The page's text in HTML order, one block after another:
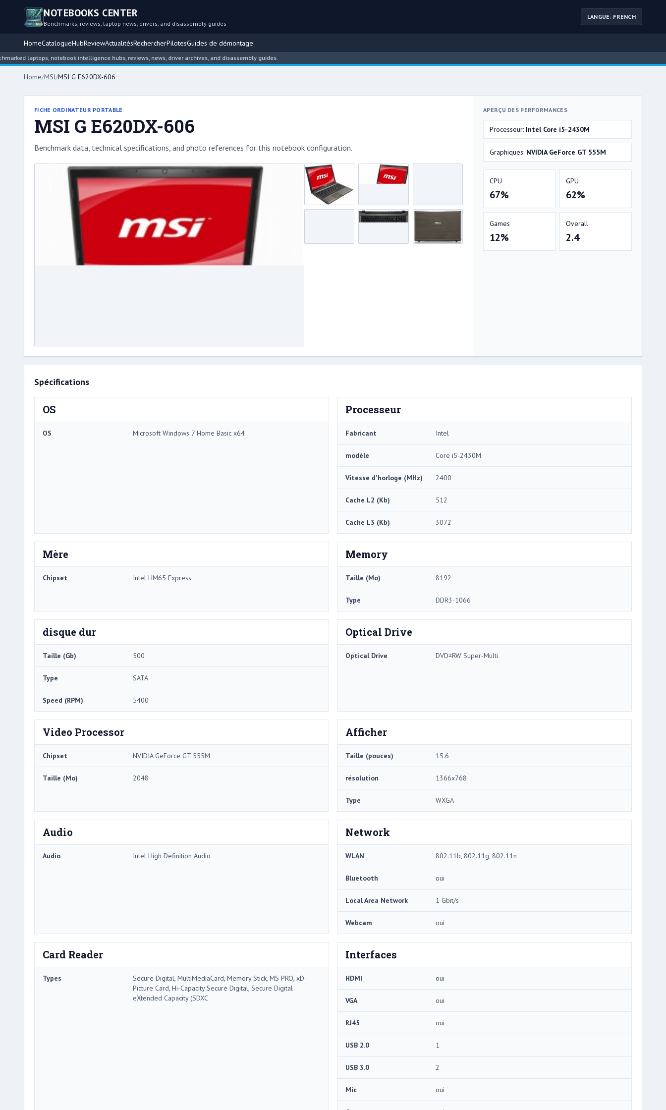
NOTEBOOKS CENTER
Benchmarks, reviews, laptop news, drivers, and disassembly guides
LANGUE: FRENCH
HomeCatalogueHubReviewActualitésRechercherPilotesGuides de démontage
laptops, notebook intelligence hubs, reviews, news, driver archives, and disassembly guides.
Home/MSI/MSI G E620DX-606
FICHE ORDINATEUR PORTABLE
MSI G E620DX-606
Benchmark data, technical specifications, and photo references for this notebook configuration.
APERÇU DES PERFORMANCES
Processeur: Intel Core i5-2430M
Graphiques: NVIDIA GeForce GT 555M
CPU
67%
GPU
62%
Games
12%
Overall
2.4
Spécifications
OS
OS Microsoft Windows 7 Home Basic x64
Processeur
Fabricant Intel
modèle Core i5-2430M
Vitesse d'horloge (MHz) 2400
Cache L2 (Kb) 512
Cache L3 (Kb) 3072
Mère
Chipset Intel HM65 Express
Memory
Taille (Mo) 8192
Type DDR3-1066
disque dur
Taille (Gb) 500
Type SATA
Speed ​​(RPM) 5400
Optical Drive
Optical Drive DVD±RW Super-Multi
Video Processor
Chipset NVIDIA GeForce GT 555M
Taille (Mo) 2048
Afficher
Taille (pouces) 15.6
résolution 1366x768
Type WXGA
Audio
Audio Intel High Definition Audio
Network
WLAN 802.11b, 802.11g, 802.11n
Bluetooth oui
Local Area Network 1 Gbit/s
Webcam oui
Card Reader
Types
Secure Digital, MultiMediaCard, Memory Stick, MS PRO, xD-
Picture Card, Hi-Capacity Secure Digital, Secure Digital
eXtended Capacity (SDXC
Interfaces
HDMI oui
VGA oui
RJ45 oui
USB 2.0 1
USB 3.0 2
Mic oui